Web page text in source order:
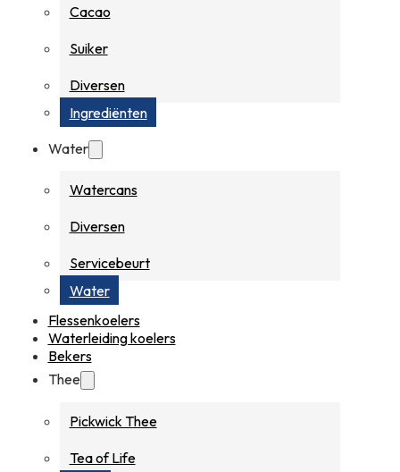
Cacao
Suiker
Diversen
Ingrediënten
Water
Watercans
Diversen
Servicebeurt
Water
Flessenkoelers
Waterleiding koelers
Bekers
Thee
Pickwick Thee
Tea of Life